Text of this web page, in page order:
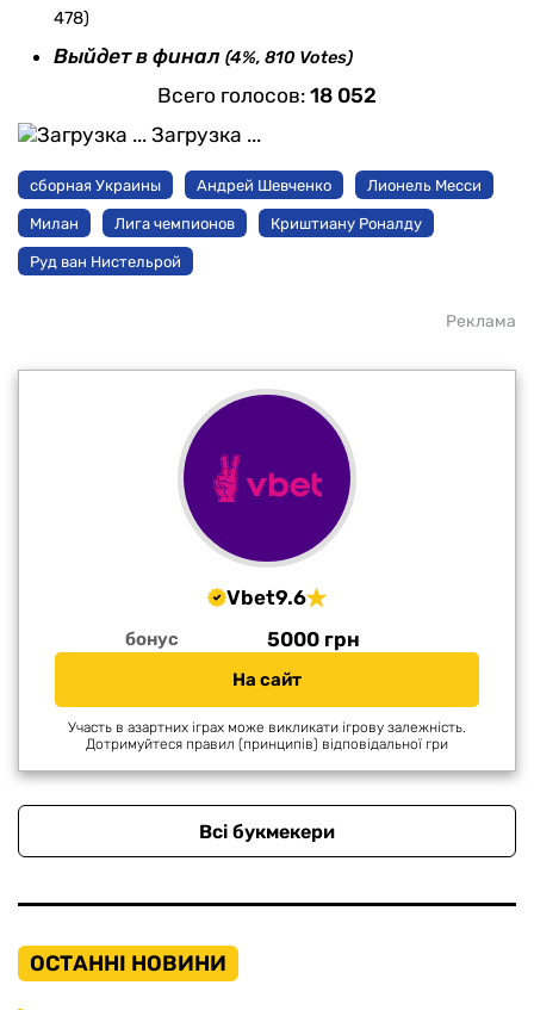
478)
Выйдет в финал (4%, 810 Votes)
Всего голосов: 18 052
Загрузка ...
сборная Украины Андрей Шевченко Лионель Месси
Милан Лига чемпионов Криштиану Роналду
Руд ван Нистельрой
Реклама
Vbet9.6
бонус 5000 грн
На сайт
Участь в азартних іграх може викликати ігрову залежність.
Дотримуйтеся правил (принципів) відповідальної гри
Всі букмекери
ОСТАННІ НОВИНИ